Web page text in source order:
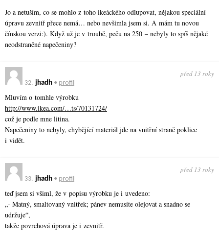
Jo a netuším, co se mohlo z toho ikeáckého odlupovat, nějakou speciální
úpravu zevnitř přece nemá… nebo nevšimla jsem si. A mám tu novou
čínskou verzi:). Když už je v troubě, peču na 250 – nebyly to spíš nějaké
neodstraněné napečeniny?
32. jhadh • profil
před 13 roky
Mluvím o tomhle výrobku
http://www.ikea.com/…ts/70131724/
což je podle mne litina.
Napečeniny to nebyly, chybějící materiál jde na vnitřní straně poklice
i vidět.
33. jhadh • profil
před 13 roky
teď jsem si všiml, že v popisu výrobku je i uvedeno:
„- Matný, smaltovaný vnitřek; pánev nemusíte olejovat a snadno se
udržuje“,
takže povrchová úprava je i zevnitř.